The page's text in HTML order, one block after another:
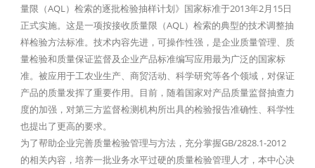
量限（AQL）检索的逐批检验抽样计划》国家标准于2013年2月15日
正式实施。这是一项按接收质量限（AQL）检索的典型的技术调整抽
样检验方法标准。技术内容先进，可操作性强，是企业质量管理、质
量检验和质量保证监督及企业产品标准编写应用最为广泛的国家标
准。被应用于工农业生产、商贸活动、科学研究等各个领域，对保证
产品的质量发挥了重要作用。目前，随着国家对产品质量监督抽查力
度的加强，对第三方监督检测机构所出具的检验报告准确性、科学性
也提出了更高的要求。
为了帮助企业完善质量检验管理与方法，充分掌握GB/2828.1-2012
的相关内容，培养一批业务水平过硬的质量检验管理人才，本中心决